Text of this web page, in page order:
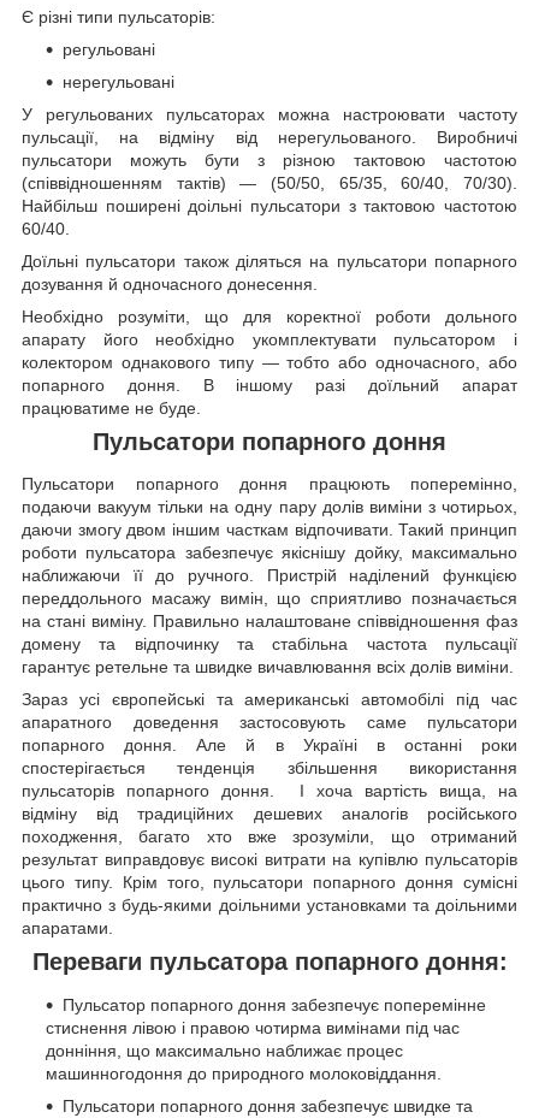
Є різні типи пульсаторів:
регульовані
нерегульовані
У регульованих пульсаторах можна настроювати частоту
пульсації, на відміну від нерегульованого. Виробничі
пульсатори можуть бути з різною тактовою частотою
(співвідношенням тактів) — (50/50, 65/35, 60/40, 70/30).
Найбільш поширені доільні пульсатори з тактовою частотою
60/40.
Доїльні пульсатори також діляться на пульсатори попарного
дозування й одночасного донесення.
Необхідно розуміти, що для коректної роботи дольного
апарату його необхідно укомплектувати пульсатором і
колектором однакового типу — тобто або одночасного, або
попарного доння. В іншому разі доїльний апарат
працюватиме не буде.
Пульсатори попарного доння
Пульсатори попарного доння працюють поперемінно,
подаючи вакуум тільки на одну пару долів виміни з чотирьох,
даючи змогу двом іншим часткам відпочивати. Такий принцип
роботи пульсатора забезпечує якіснішу дойку, максимально
наближаючи її до ручного. Пристрій наділений функцією
переддольного масажу вимін, що сприятливо позначається
на стані виміну. Правильно налаштоване співвідношення фаз
домену та відпочинку та стабільна частота пульсації
гарантує ретельне та швидке вичавлювання всіх долів виміни.
Зараз усі європейські та американські автомобілі під час
апаратного доведення застосовують саме пульсатори
попарного доння. Але й в Україні в останні роки
спостерігається тенденція збільшення використання
пульсаторів попарного доння. І хоча вартість вища, на
відміну від традиційних дешевих аналогів російського
походження, багато хто вже зрозуміли, що отриманий
результат виправдовує високі витрати на купівлю пульсаторів
цього типу. Крім того, пульсатори попарного доння сумісні
практично з будь-якими доільними установками та доільними
апаратами.
Переваги пульсатора попарного доння:
Пульсатор попарного доння забезпечує поперемінне
стиснення лівою і правою чотирма вимінами під час
донніння, що максимально наближає процес
машинногодоння до природного молоковіддання.
Пульсатори попарного доння забезпечує швидке та